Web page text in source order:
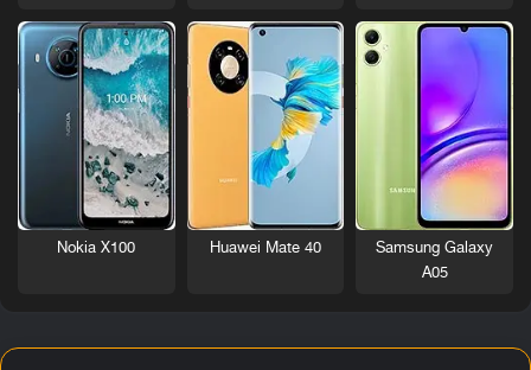
Samsung Galaxy
A05
Huawei Mate 40
Nokia X100